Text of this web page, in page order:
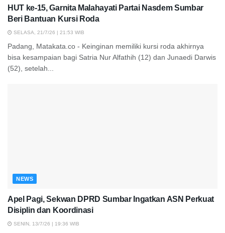
HUT ke-15, Garnita Malahayati Partai Nasdem Sumbar
Beri Bantuan Kursi Roda
SELASA, 21/7/26 | 21:53 WIB
Padang, Matakata.co - Keinginan memiliki kursi roda akhirnya
bisa kesampaian bagi Satria Nur Alfathih (12) dan Junaedi Darwis
(52), setelah...
NEWS
Apel Pagi, Sekwan DPRD Sumbar Ingatkan ASN Perkuat
Disiplin dan Koordinasi
SENIN, 13/7/26 | 19:36 WIB